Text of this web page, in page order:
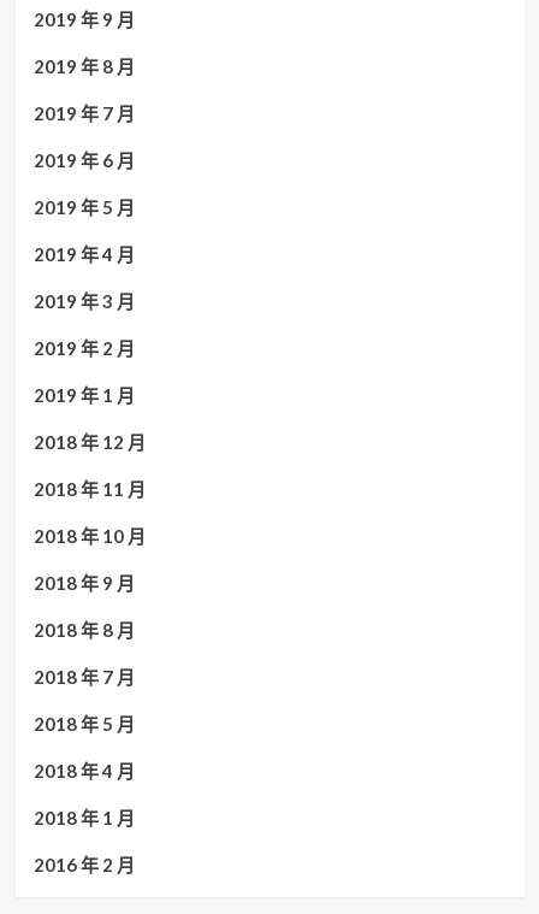
2019 年 9 月
2019 年 8 月
2019 年 7 月
2019 年 6 月
2019 年 5 月
2019 年 4 月
2019 年 3 月
2019 年 2 月
2019 年 1 月
2018 年 12 月
2018 年 11 月
2018 年 10 月
2018 年 9 月
2018 年 8 月
2018 年 7 月
2018 年 5 月
2018 年 4 月
2018 年 1 月
2016 年 2 月